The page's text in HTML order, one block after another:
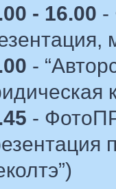
- 16.00 -
-
-